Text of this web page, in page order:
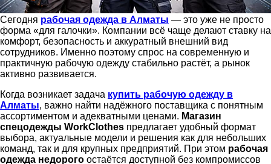
Сегодня рабочая одежда в Алматы — это уже не просто
форма «для галочки». Компании всё чаще делают ставку на
комфорт, безопасность и аккуратный внешний вид
сотрудников. Именно поэтому спрос на современную и
практичную рабочую одежду стабильно растёт, а рынок
активно развивается.
Когда возникает задача купить рабочую одежду в
Алматы, важно найти надёжного поставщика с понятным
ассортиментом и адекватными ценами. Магазин
спецодежды WorkClothes предлагает удобный формат
выбора, актуальные модели и решения как для небольших
команд, так и для крупных предприятий. При этом рабочая
одежда недорого остаётся доступной без компромиссов